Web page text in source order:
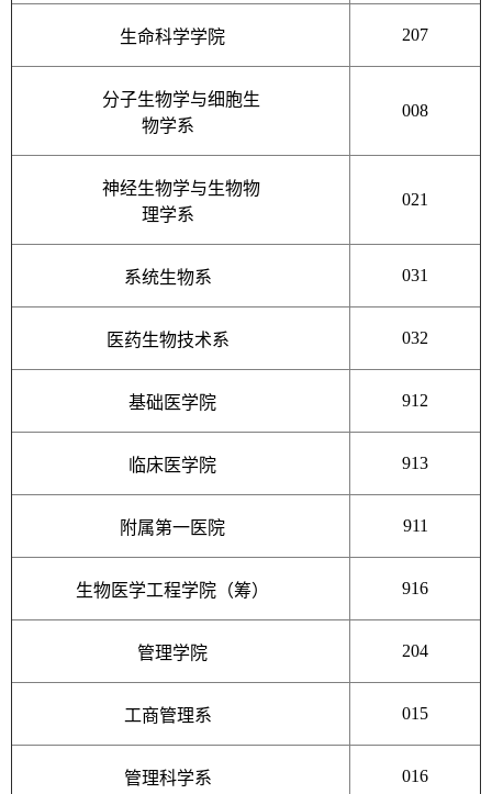
生命科学学院 207
分子生物学与细胞生
物学系
008
神经生物学与生物物
理学系
021
系统生物系 031
医药生物技术系 032
基础医学院 912
临床医学院 913
附属第一医院 911
生物医学工程学院（筹） 916
管理学院 204
工商管理系 015
管理科学系 016